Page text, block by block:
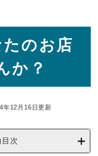
のお店
か？
年12月16日更新
次